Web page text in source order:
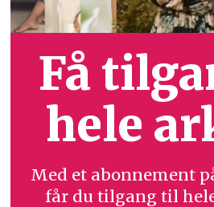
Få
hele
Med et abonnement
får du tilgang til